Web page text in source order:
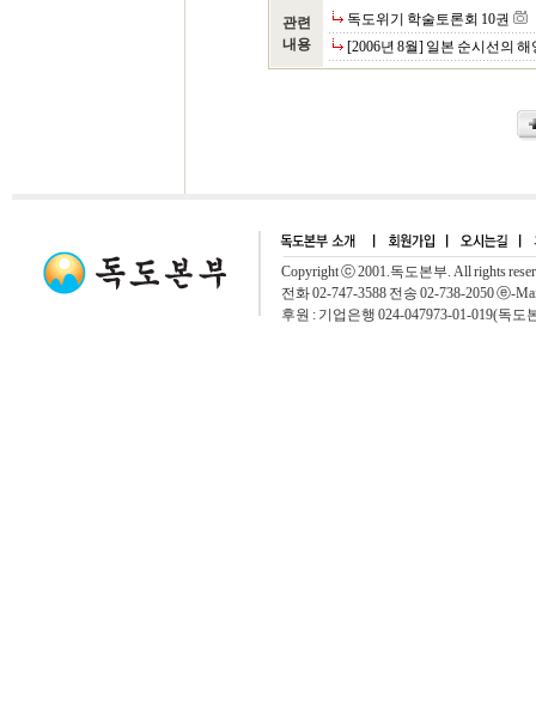
관련
내용
독도위기 학술토론회 10권
[2006년 8월] 일본 순시선의
Copyright ⓒ 2001.독도본부. All rights
전화 02-747-3588 전송 02-738-2050 ⓔ-
후원 : 기업은행 024-047973-01-019(독도